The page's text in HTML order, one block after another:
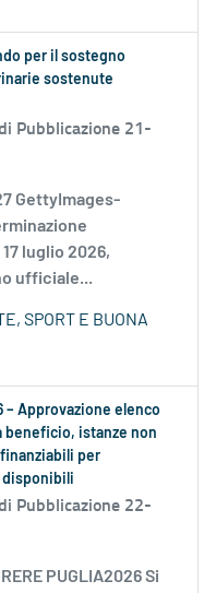
per il sostegno
sostenute
Pubblicazione 21-
GettyImages-
17 luglio 2026,
ufficiale...
SPORT E BUONA
– Approvazione elenco
beneficio, istanze non
per
disponibili
Pubblicazione 22-
PUGLIA2026 Si